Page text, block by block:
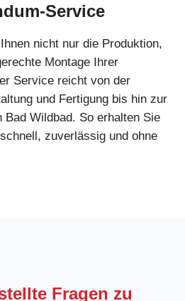
Service
nicht nur die Produktion,
Montage Ihrer
Service reicht von der
und Fertigung bis hin zur
Wildbad. So erhalten Sie
zuverlässig und ohne
Fragen zu